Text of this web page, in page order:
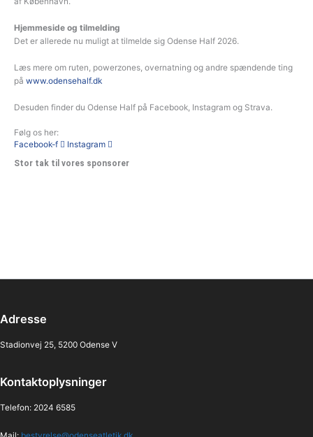
Hjemmeside og tilmelding
Det er allerede nu muligt at tilmelde sig Odense Half 2026.
Læs mere om ruten, powerzones, overnatning og andre spændende ting
på www.odensehalf.dk
Desuden finder du Odense Half på Facebook, Instagram og Strava.
Følg os her:
Facebook-f
Instagram
Stor tak til vores sponsorer
Adresse
Stadionvej 25, 5200 Odense V
Kontaktoplysninger
Telefon: 2024 6585